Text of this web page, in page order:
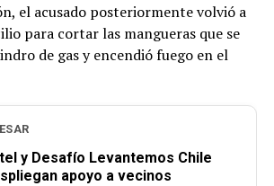
el acusado posteriormente volvió a
para cortar las mangueras que se
de gas y encendió fuego en el
y Desafío Levantemos Chile
apoyo a vecinos